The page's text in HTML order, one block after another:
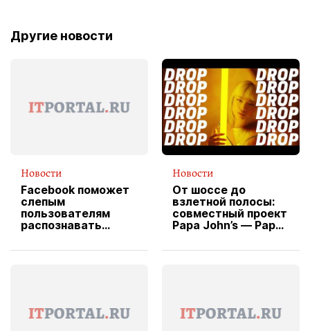
Другие новости
Новости
Facebook поможет
слепым
пользователям
распознавать
Новости
От шоссе до
взлетной полосы:
совместный проект
Papa John’s — Papa
вводит